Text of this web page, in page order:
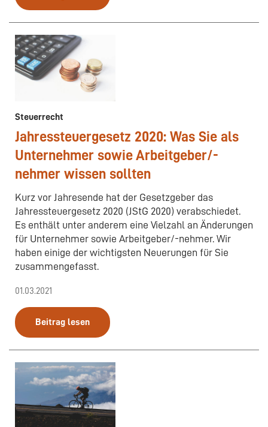
Steuerrecht
Jahressteuergesetz 2020: Was Sie als
Unternehmer sowie Arbeitgeber/-
nehmer wissen sollten
Kurz vor Jahresende hat der Gesetzgeber das
Jahressteuergesetz 2020 (JStG 2020) verabschiedet.
Es enthält unter anderem eine Vielzahl an Änderungen
für Unternehmer sowie Arbeitgeber/-nehmer. Wir
haben einige der wichtigsten Neuerungen für Sie
zusammengefasst.
01.03.2021
Beitrag lesen